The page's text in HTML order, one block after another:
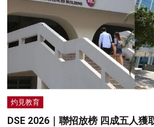
灼見教育
DSE 2026｜聯招放榜 四成五人獲